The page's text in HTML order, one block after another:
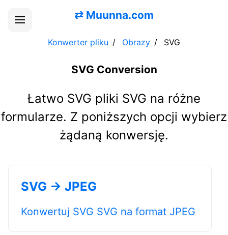
⇄ Muunna.com
Konwerter pliku Obrazy SVG
SVG Conversion
Łatwo SVG pliki SVG na różne
formularze. Z poniższych opcji wybierz
żądaną konwersję.
SVG → JPEG
Konwertuj SVG SVG na format JPEG